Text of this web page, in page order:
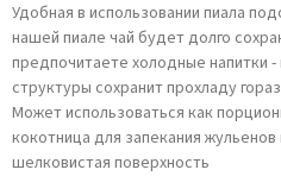
Удобная в использовании пиала
нашей пиале чай будет долго
предпочитаете холодные напитки -
структуры сохранит прохладу
Может использоваться как
кокотница для запекания
шелковистая поверхность